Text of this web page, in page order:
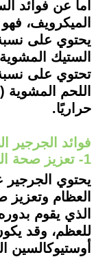
أما عن فوائد
الميكرويف،
يحتوي على
الستيك
تحتوي على
حراريًا.
فوائد الجرجير
1- تعزيز صحة العظام
يحتوي الجرجير
العظام
الذي يقوم
للعظم، وقد
أوستيوكالسين